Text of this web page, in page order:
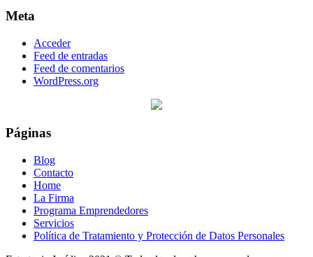
Meta
Acceder
Feed de entradas
Feed de comentarios
WordPress.org
Páginas
Blog
Contacto
Home
La Firma
Programa Emprendedores
Servicios
Política de Tratamiento y Protección de Datos Personales